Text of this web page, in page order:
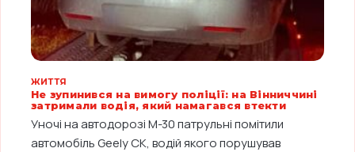
ЖИТТЯ
Не зупинився на вимогу поліції: на Вінниччині
затримали водія, який намагався втекти
Уночі на автодорозі М-30 патрульні помітили
автомобіль Geely CK, водій якого порушував